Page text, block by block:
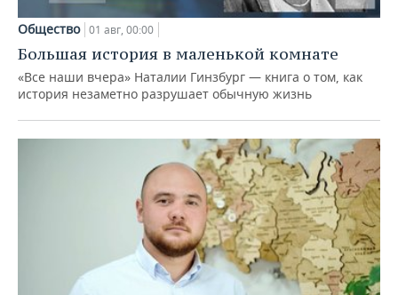
Общество 01 авг, 00:00
Большая история в маленькой комнате
«Все наши вчера» Наталии Гинзбург — книга о том, как
история незаметно разрушает обычную жизнь